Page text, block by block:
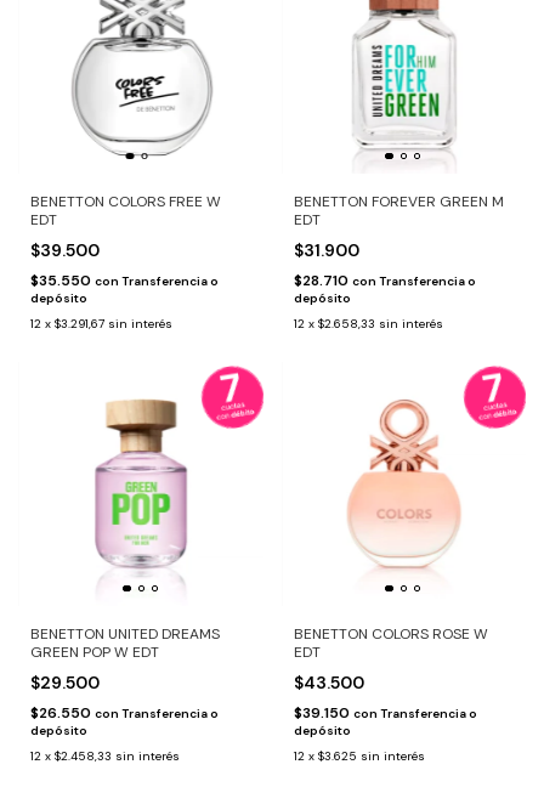
BENETTON COLORS FREE W
EDT
$39.500
$35.550 con Transferencia o
depósito
12 x $3.291,67 sin interés
BENETTON FOREVER GREEN M
EDT
$31.900
$28.710 con Transferencia o
depósito
12 x $2.658,33 sin interés
BENETTON UNITED DREAMS
GREEN POP W EDT
$29.500
$26.550 con Transferencia o
depósito
12 x $2.458,33 sin interés
BENETTON COLORS ROSE W
EDT
$43.500
$39.150 con Transferencia o
depósito
12 x $3.625 sin interés